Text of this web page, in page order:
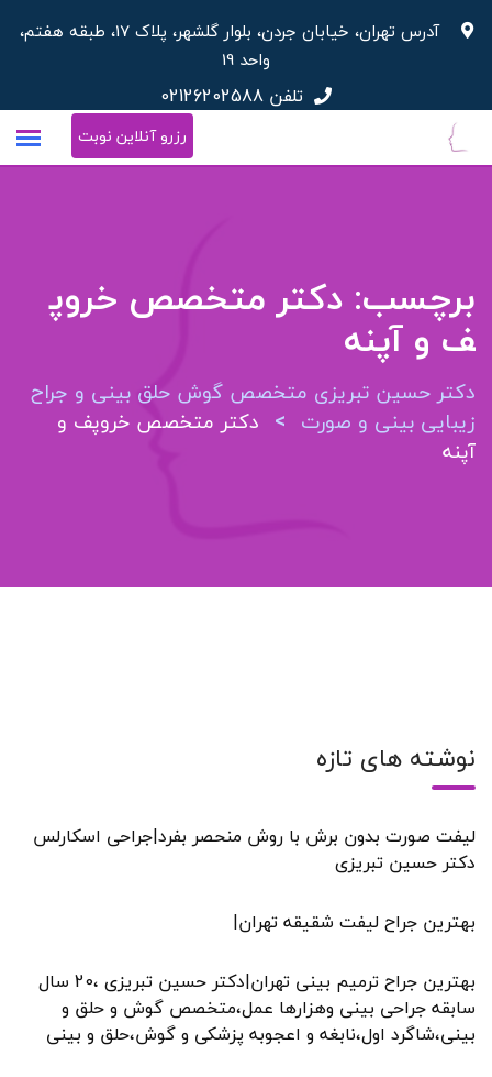
پرش
آدرس تهران، خیابان جردن، بلوار گلشهر، پلاک 17، طبقه هفتم،
واحد 19
تلفن 02126202588
رزرو آنلاین نوبت
برچسب: دکتر متخصص خروپ
ف و آپنه
دکتر حسین تبریزی متخصص گوش حلق بینی و جراح
زیبایی بینی و صورت > دکتر متخصص خروپف و
آپنه
نوشته های تازه
لیفت صورت بدون برش با روش منحصر بفرد|جراحی اسکارلس
دکتر حسین تبریزی
بهترین جراح لیفت شقیقه تهران|
بهترین جراح ترمیم بینی تهران|دکتر حسین تبریزی ،20 سال
سابقه جراحی بینی وهزارها عمل،متخصص گوش و حلق و
بینی،شاگرد اول،نابغه و اعجوبه پزشکی و گوش،حلق و بینی